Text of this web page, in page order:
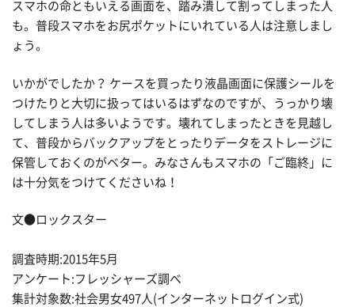
スマホの命ともいえる画面を、踏み潰して割ってしまった人
も。普段スマホをお尻ポケットにいれている人は注意しまし
ょう。
いかがでしたか？ ケースを買ったり液晶画面に保護シールを
つけたりと大切に扱ってはいるはずなのですが、うっかり壊
してしまう人は多いようです。壊れてしまったときを見越し
て、普段からバックアップをとったりデータをストレージに
保管しておくのがベター。みなさんもスマホの「ご臨終」に
は十分気をつけてくださいね！
文●ロックスター
調査時期:2015年5月
アンケート:フレッシャーズ調べ
集計対象数:社会男女497人(インターネットログイン式)